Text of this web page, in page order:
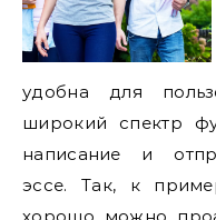
удобна для
широкий спектр
написание и
эссе. Так, к